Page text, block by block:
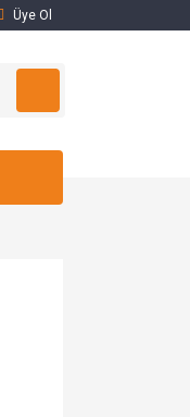
Üye Ol